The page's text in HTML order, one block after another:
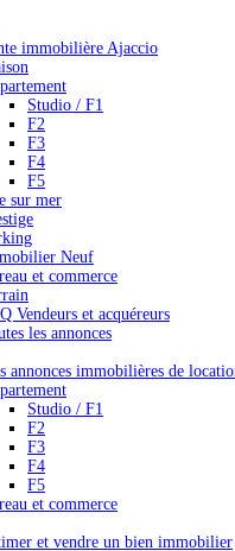
immobilière Ajaccio
Studio / F1
F2
F3
F4
F5
sur mer
Neuf
et commerce
Vendeurs et acquéreurs
les annonces
annonces immobilières de
Studio / F1
F2
F3
F4
F5
et commerce
et vendre un bien immobilier